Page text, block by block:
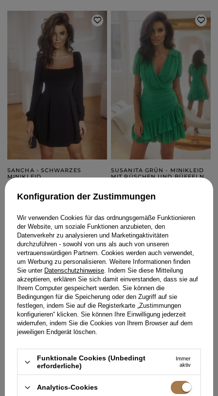
SANCHA - SCHWARZES
MINIKLEID
189,00 €
SUSANITA GRÜN - MINIKLEID
MIT RÜSCHEN UND BÜFFELN
179,00 €
Konfiguration der Zustimmungen
Wir verwenden Cookies für das ordnungsgemäße Funktionieren
der Website, um soziale Funktionen anzubieten, den
Datenverkehr zu analysieren und Marketingaktivitäten
durchzuführen - sowohl von uns als auch von unseren
vertrauenswürdigen Partnern. Cookies werden auch verwendet,
um Werbung zu personalisieren. Weitere Informationen finden
Sie unter Datenschutzhinweise. Indem Sie diese Mitteilung
akzeptieren, erklären Sie sich damit einverstanden, dass sie auf
Ihrem Computer gespeichert werden. Sie können die
Bedingungen für die Speicherung oder den Zugriff auf sie
festlegen, indem Sie auf die Registerkarte „Zustimmungen
konfigurieren“ klicken. Sie können Ihre Einwilligung jederzeit
widerrufen, indem Sie die Cookies von Ihrem Browser auf dem
jeweiligen Endgerät löschen.
Funktionale Cookies (Unbedingt
erforderliche)
Immer
aktiv
Analytics-Cookies